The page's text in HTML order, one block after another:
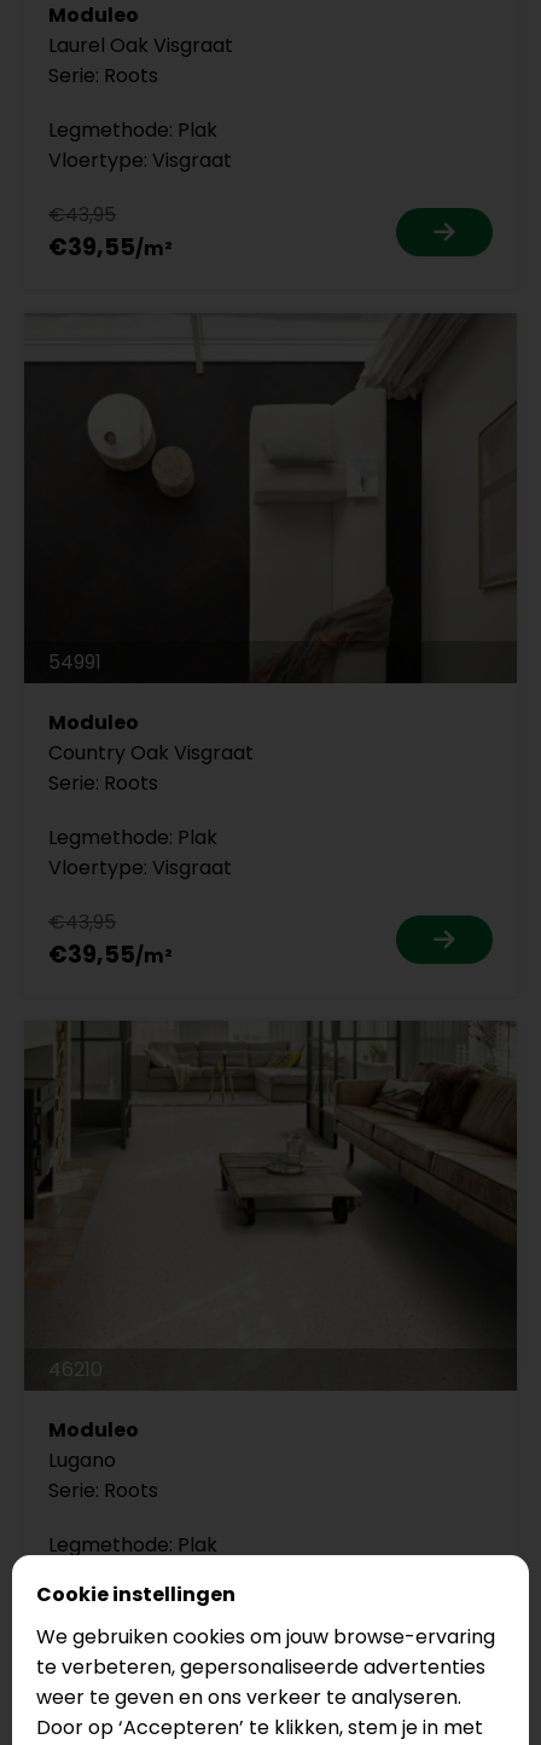
Moduleo
Laurel Oak Visgraat
Serie: Roots
Legmethode: Plak
Vloertype: Visgraat
€43,95
€39,55
54991
Moduleo
Country Oak Visgraat
Serie: Roots
Legmethode: Plak
Vloertype: Visgraat
€43,95
€39,55
46210
Moduleo
Lugano
Serie: Roots
Legmethode: Plak
€43,95
€39,55
Cookie instellingen
We gebruiken cookies om jouw browse-ervaring
te verbeteren, gepersonaliseerde advertenties
weer te geven en ons verkeer te analyseren.
Door op ‘Accepteren’ te klikken, stem je in met